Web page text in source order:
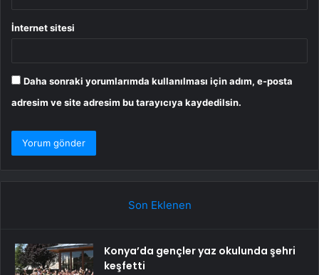
İnternet sitesi
Daha sonraki yorumlarımda kullanılması için adım, e-posta
adresim ve site adresim bu tarayıcıya kaydedilsin.
Son Eklenen
Konya’da gençler yaz okulunda şehri
keşfetti